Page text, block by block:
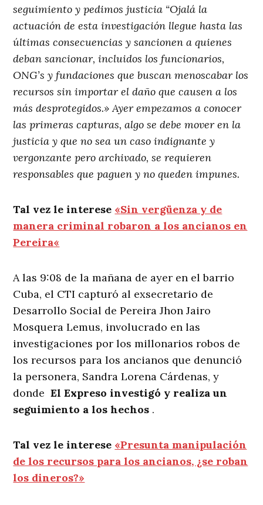
seguimiento y pedimos justicia “Ojalá la
actuación de esta investigación llegue hasta las
últimas consecuencias y sancionen a quienes
deban sancionar, incluidos los funcionarios,
ONG’s y fundaciones que buscan menoscabar los
recursos sin importar el daño que causen a los
más desprotegidos.» Ayer empezamos a conocer
las primeras capturas, algo se debe mover en la
justicia y que no sea un caso indignante y
vergonzante pero archivado, se requieren
responsables que paguen y no queden impunes.
Tal vez le interese «Sin vergüenza y de
manera criminal robaron a los ancianos en
Pereira«
A las 9:08 de la mañana de ayer en el barrio
Cuba, el CTI capturó al exsecretario de
Desarrollo Social de Pereira Jhon Jairo
Mosquera Lemus, involucrado en las
investigaciones por los millonarios robos de
los recursos para los ancianos que denunció
la personera, Sandra Lorena Cárdenas, y
donde El Expreso investigó y realiza un
seguimiento a los hechos .
Tal vez le interese «Presunta manipulación
de los recursos para los ancianos, ¿se roban
los dineros?»